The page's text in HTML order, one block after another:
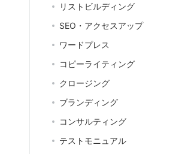
リストビルディング
SEO・アクセスアップ
ワードプレス
コピーライティング
クロージング
ブランディング
コンサルティング
テストモニュアル